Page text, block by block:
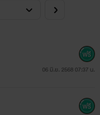
06 มิ.ย. 2568 07:37 น.